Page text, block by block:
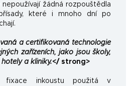
žádná rozpouštědla
které i mnoho dní po
a certifikovaná technologie
zařízeních, jako jsou školy,
a kliniky.</ strong>
fixace inkoustu použitá v